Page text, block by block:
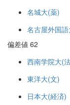
名城大(薬)
名古屋外国
偏差値 62
西南学院大(
東洋大(文)
日本大(経済)